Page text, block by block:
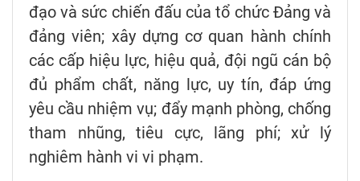
đạo và sức chiến đấu của tổ chức Đảng và
đảng viên; xây dựng cơ quan hành chính
các cấp hiệu lực, hiệu quả, đội ngũ cán bộ
đủ phẩm chất, năng lực, uy tín, đáp ứng
yêu cầu nhiệm vụ; đẩy mạnh phòng, chống
tham nhũng, tiêu cực, lãng phí; xử lý
nghiêm hành vi vi phạm.